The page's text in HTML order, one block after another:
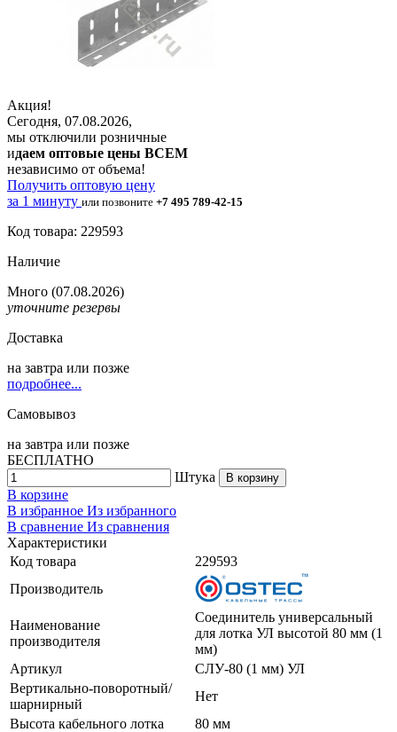
Акция!
Сегодня, 07.08.2026,
мы отключили розничные
идаем оптовые цены ВСЕМ
независимо от объема!
Получить оптовую цену
за 1 минуту или позвоните +7 495 789-42-15
Код товара: 229593
Наличие
Много (07.08.2026)
уточните резервы
Доставка
на завтра или позже
подробнее...
Самовывоз
на завтра или позже
БЕСПЛАТНО
Штука
В корзину
В корзине
В избранное Из избранного
В сравнение Из сравнения
Характеристики
Код товара
229593
Производитель
Наименование
производителя
Соединитель универсальный
для лотка УЛ высотой 80 мм (1
мм)
Артикул
СЛУ-80 (1 мм) УЛ
Вертикально-поворотный/
шарнирный
Нет
Высота кабельного лотка
80 мм